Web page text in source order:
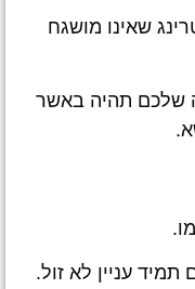
שאינו מושגח
שלכם תהיה באשר
תמיד עניין לא זול.